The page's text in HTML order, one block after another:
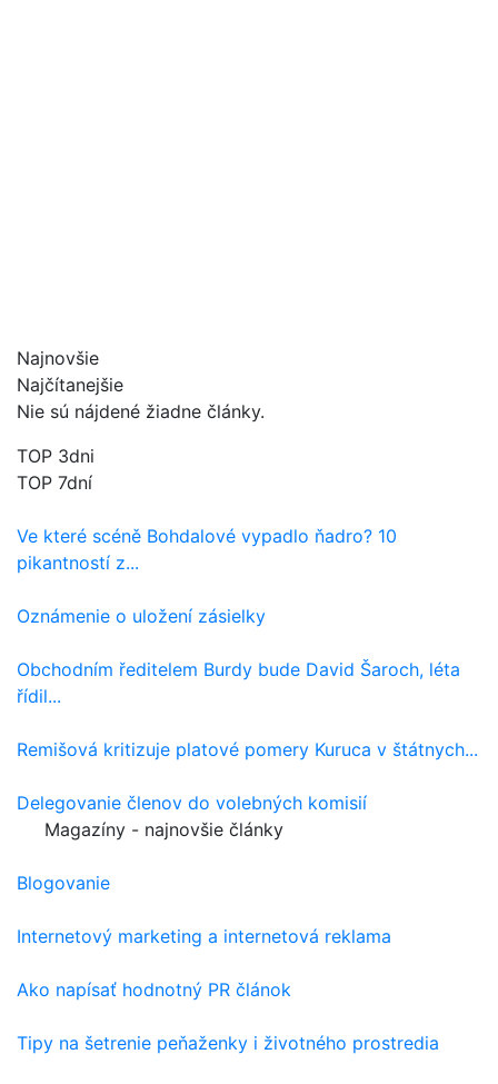
Najnovšie
Najčítanejšie
Nie sú nájdené žiadne články.
TOP 3dni
TOP 7dní
Ve které scéně Bohdalové vypadlo ňadro? 10
pikantností z...
Oznámenie o uložení zásielky
Obchodním ředitelem Burdy bude David Šaroch, léta
řídil...
Remišová kritizuje platové pomery Kuruca v štátnych...
Delegovanie členov do volebných komisií
Magazíny - najnovšie články
Blogovanie
Internetový marketing a internetová reklama
Ako napísať hodnotný PR článok
Tipy na šetrenie peňaženky i životného prostredia